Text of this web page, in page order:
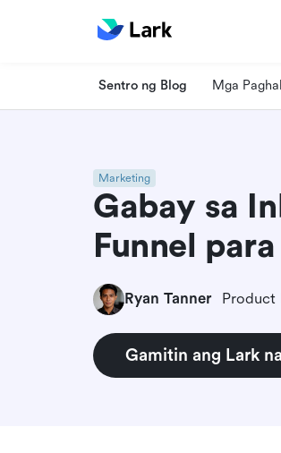
Sentro ng Blog Mga
Marketing
Gabay sa
Funnel
Ryan Tanner Product
Gamitin ang Lark